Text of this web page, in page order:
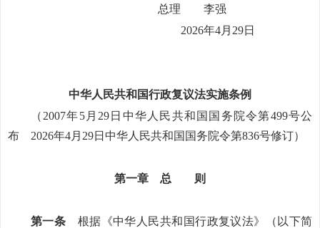
总理 李强
2026年4月29日
中华人民共和国行政复议法实施条例
（2007年5月29日中华人民共和国国务院令第499号公
布 2026年4月29日中华人民共和国国务院令第836号修订）
第一章 总 则
第一条 根据《中华人民共和国行政复议法》（以下简